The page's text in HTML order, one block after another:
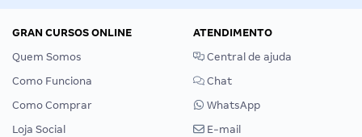
GRAN CURSOS ONLINE
Quem Somos
Como Funciona
Como Comprar
Loja Social
ATENDIMENTO
Central de ajuda
Chat
WhatsApp
E-mail